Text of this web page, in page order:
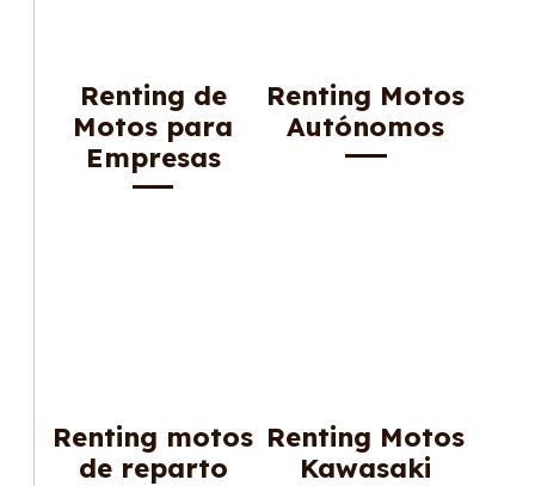
Renting de
Motos para
Empresas
Renting Motos
Autónomos
Renting motos
de reparto
Renting Motos
Kawasaki